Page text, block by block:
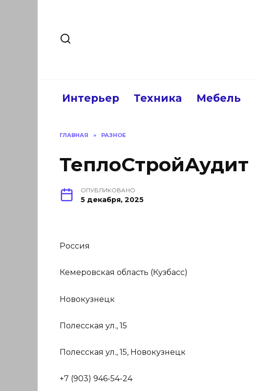
Интерьер Техника Мебель
ГЛАВНАЯ » РАЗНОЕ
ТеплоСтройАудит
ОПУБЛИКОВАНО
5 декабря, 2025
Россия
Кемеровская область (Кузбасс)
Новокузнецк
Полесская ул., 15
Полесская ул., 15, Новокузнецк
+7 (903) 946-54-24